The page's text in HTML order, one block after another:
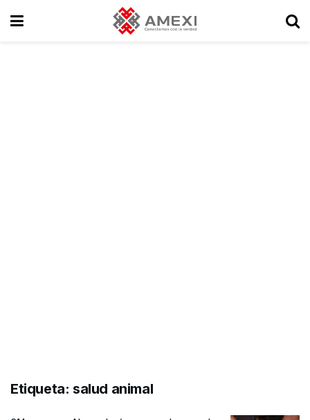
Etiqueta: salud animal